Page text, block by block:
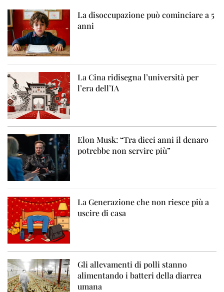
La disoccupazione può cominciare a 5
anni
La Cina ridisegna l’università per
l’era dell’IA
Elon Musk: “Tra dieci anni il denaro
potrebbe non servire più”
La Generazione che non riesce più a
uscire di casa
Gli allevamenti di polli stanno
alimentando i batteri della diarrea
umana